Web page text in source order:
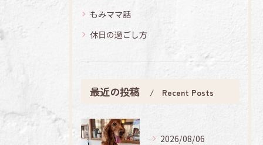
もみママ話
休日の過ごし方
最近の投稿 Recent Posts
2026/08/06